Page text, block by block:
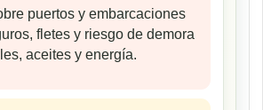
puertos y embarcaciones
fletes y riesgo de demora
aceites y energía.